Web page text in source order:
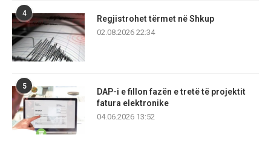
4
Regjistrohet tërmet në Shkup
02.08.2026 22:34
5
DAP-i e fillon fazën e tretë të projektit
fatura elektronike
04.06.2026 13:52